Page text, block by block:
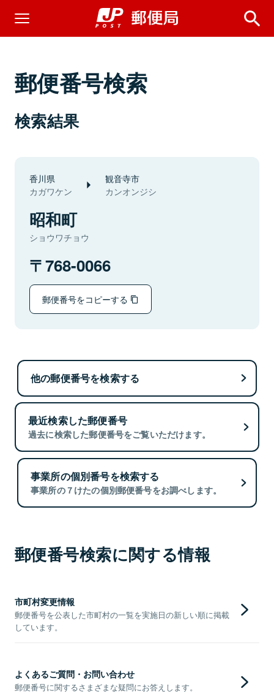
郵便番号検索
検索結果
香川県
カガワケン
観音寺市
カンオンジシ
昭和町
ショウワチョウ
768-0066
郵便番号をコピーする
他の郵便番号を検索する
最近検索した郵便番号
過去に検索した郵便番号をご覧いただけます。
事業所の個別番号を検索する
事業所の７けたの個別郵便番号をお調べします。
郵便番号検索に関する情報
市町村変更情報
郵便番号を公表した市町村の一覧を実施日の新しい順に掲載
しています。
よくあるご質問・お問い合わせ
郵便番号に関するさまざまな疑問にお答えします。